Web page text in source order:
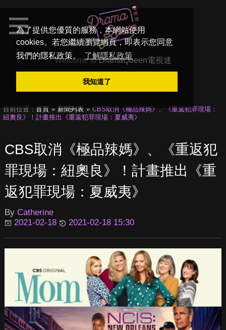
為了提供您優質的服務，本網站使用
cookies。若您繼續瀏覽網頁，即表示您同意
我們的隱私政策。
了解隱私政策
我知道了
Welcome toDramaQueen電視迷
目前位置： 首頁 新聞列表
CBS取消《極品辣媽》、《重返犯罪現場：
紐奧良》！計畫推出《重返犯罪現場：夏威夷》
CBS取消《極品辣媽》、《重返犯
罪現場：紐奧良》！計畫推出《重
返犯罪現場：夏威夷》
By Catherine
2021-02-18
2021-02-18 15:30